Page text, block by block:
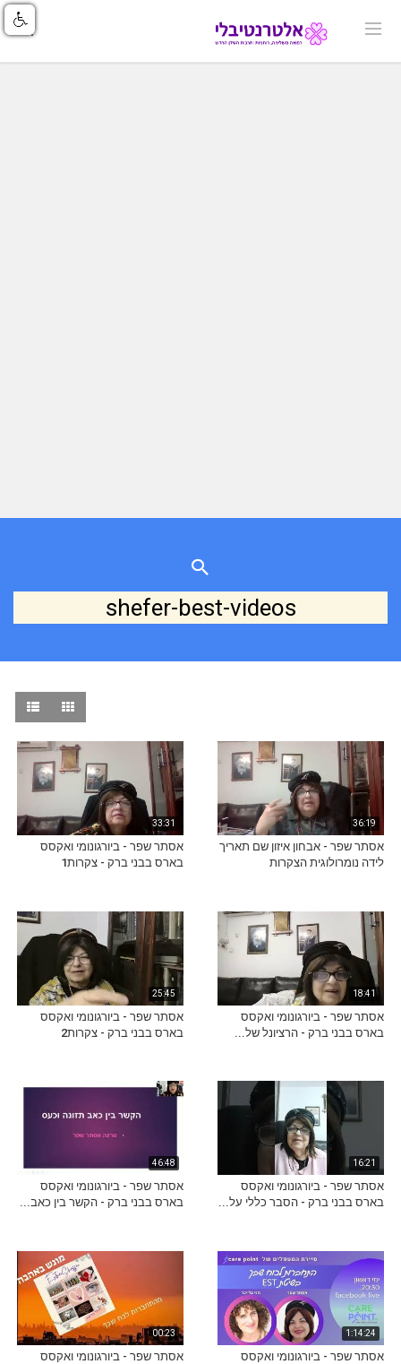
shefer-best-videos
36:19
אסתר שפר - אבחון איזון שם תאריך
לידה נומרולוגית הצקרות
33:31
אסתר שפר - ביורגונומי ואקסס
בארס בבני ברק - צקרות1
18:41
אסתר שפר - ביורגונומי ואקסס
בארס בבני ברק - הרציונל של...
25:45
אסתר שפר - ביורגונומי ואקסס
בארס בבני ברק - צקרות2
16:21
אסתר שפר - ביורגונומי ואקסס
בארס בבני ברק - הסבר כללי על...
46:48
אסתר שפר - ביורגונומי ואקסס
בארס בבני ברק - הקשר בין כאב...
1:14:24
אסתר שפר - ביורגונומי ואקסס
00:23
אסתר שפר - ביורגונומי ואקסס